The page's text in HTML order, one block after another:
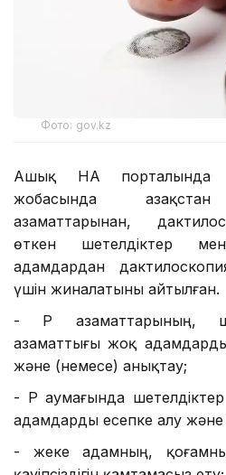
Фото: gov.kz
Ашық НҚА порталында
жобасында Қазақстан
азаматтарынан,
өткен шетелдіктер
адамдардан
үшін жиналатыны айтылған.
- ҚР азаматтарының,
азаматтығы жоқ
және (немесе) анықтау;
- ҚР аумағында
адамдарды есепке алу және
- жеке адамның,